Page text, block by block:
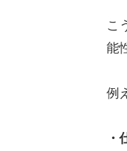
こ
能
例
・